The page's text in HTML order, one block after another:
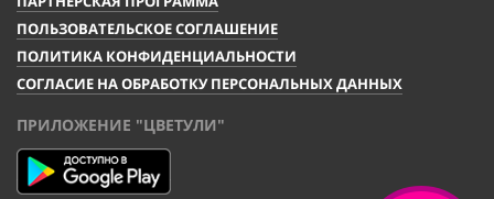
ПОЛЬЗОВАТЕЛЬСКОЕ СОГЛАШЕНИЕ
ПОЛИТИКА КОНФИДЕНЦИАЛЬНОСТИ
СОГЛАСИЕ НА ОБРАБОТКУ ПЕРСОНАЛЬНЫХ ДАННЫХ
ПРИЛОЖЕНИЕ "ЦВЕТУЛИ"